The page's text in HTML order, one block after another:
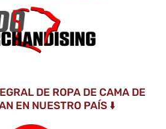
DE ROPA DE CAMA DE
EN NUESTRO PAÍS ⬇️